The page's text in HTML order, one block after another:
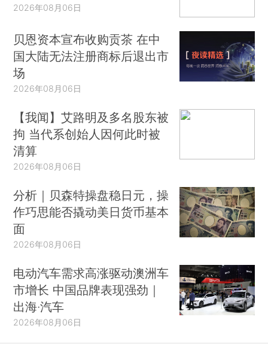
2026年08月06日
贝恩资本宣布收购贡茶 在中
国大陆无法注册商标后退出市
场
2026年08月06日
【我闻】艾路明及多名股东被
拘 当代系创始人因何此时被
清算
2026年08月06日
分析｜贝森特操盘稳日元，操
作巧思能否撬动美日货币基本
面
2026年08月06日
电动汽车需求高涨驱动澳洲车
市增长 中国品牌表现强劲｜
出海·汽车
2026年08月06日